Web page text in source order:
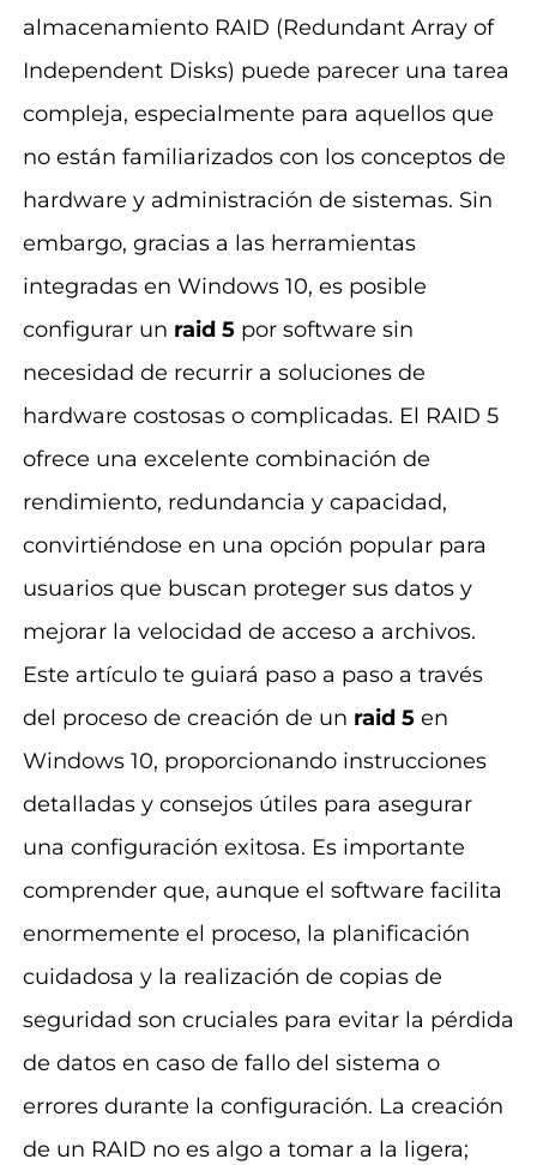
almacenamiento RAID (Redundant Array of
Independent Disks) puede parecer una tarea
compleja, especialmente para aquellos que
no están familiarizados con los conceptos de
hardware y administración de sistemas. Sin
embargo, gracias a las herramientas
integradas en Windows 10, es posible
configurar un raid 5por software sin
necesidad de recurrir a soluciones de
hardware costosas o complicadas. El RAID 5
ofrece una excelente combinación de
rendimiento, redundancia y capacidad,
convirtiéndose en una opción popular para
usuarios que buscan proteger sus datos y
mejorar la velocidad de acceso a archivos.
Este artículo te guiará paso a paso a través
del proceso de creación de un raid 5en
Windows 10, proporcionando instrucciones
detalladas y consejos útiles para asegurar
una configuración exitosa. Es importante
comprender que, aunque el software facilita
enormemente el proceso, la planificación
cuidadosa y la realización de copias de
seguridad son cruciales para evitar la pérdida
de datos en caso de fallo del sistema o
errores durante la configuración. La creación
de un RAID no es algo a tomar a la ligera;